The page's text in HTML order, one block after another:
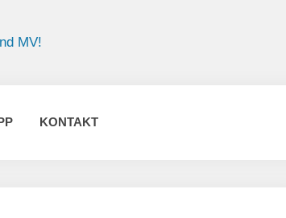
größten
KONTAKT